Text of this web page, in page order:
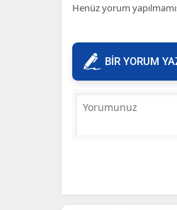
Henüz yorum
BİR YORUM